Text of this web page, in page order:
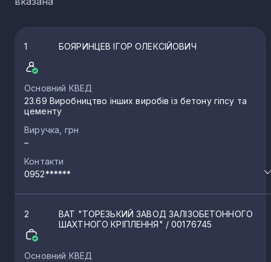
1 БОЯРИНЦЕВ ІГОР ОЛЕКСІЙОВИЧ
Основний КВЕД
23.69 Виробництво інших виробів із бетону гіпсу та
цементу
Виручка, грн
–
Контакти
0952******
2
ВАТ "ТОРЕЗЬКИЙ ЗАВОД ЗАЛІЗОБЕТОННОГО
ШАХТНОГО КРІПЛЕННЯ" / 00176745
Основний КВЕД